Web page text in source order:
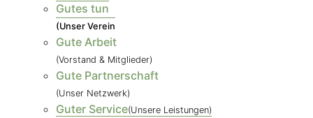
Gutes tun
(Unser Verein
Gute Arbeit
(Vorstand & Mitglieder)
Gute Partnerschaft
(Unser Netzwerk)
Guter Service(Unsere Leistungen)